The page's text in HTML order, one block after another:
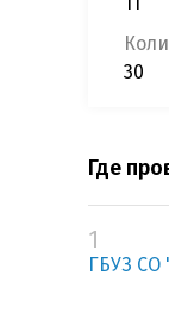
30
Где
1
ГБУЗ СО